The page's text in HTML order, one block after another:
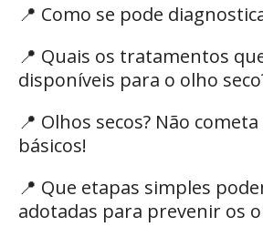
📍 Como se pode
📍 Quais os tratamentos
disponíveis para o olho
📍 Olhos secos? Não
básicos!
📍 Que etapas simples
adotadas para prevenir os